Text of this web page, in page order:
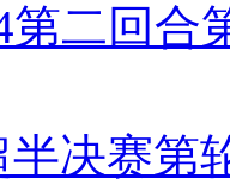
第二回
半决赛第